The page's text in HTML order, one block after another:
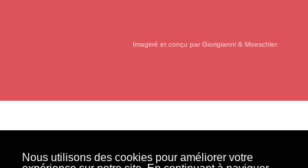
Nous utilisons des cookies pour améliorer votre
Imaginé et conçu parGiorigianni & Moeschler